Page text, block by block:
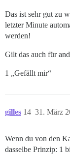
Das ist sehr gut zu
letzter Minute
werden!
Gilt das auch für
1 „Gefällt mir“
gilles 31. März
14
Wenn du von den
dasselbe Prinzip: 1